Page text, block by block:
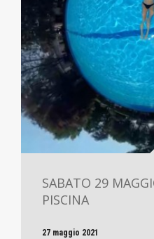
SABATO 29
PISCINA
27 maggio 2021